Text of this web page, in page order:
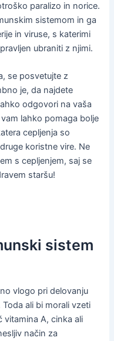
paralizo in norice.
sistemom in ga
in viruse, s katerimi
ubraniti z njimi.
se posvetujte z
je, da najdete
odgovori na vaša
lahko pomaga bolje
cepljenja so
koristne vire. Ne
s cepljenjem, saj se
staršu!
sistem
vlogo pri delovanju
ali bi morali vzeti
A, cinka ali
način za